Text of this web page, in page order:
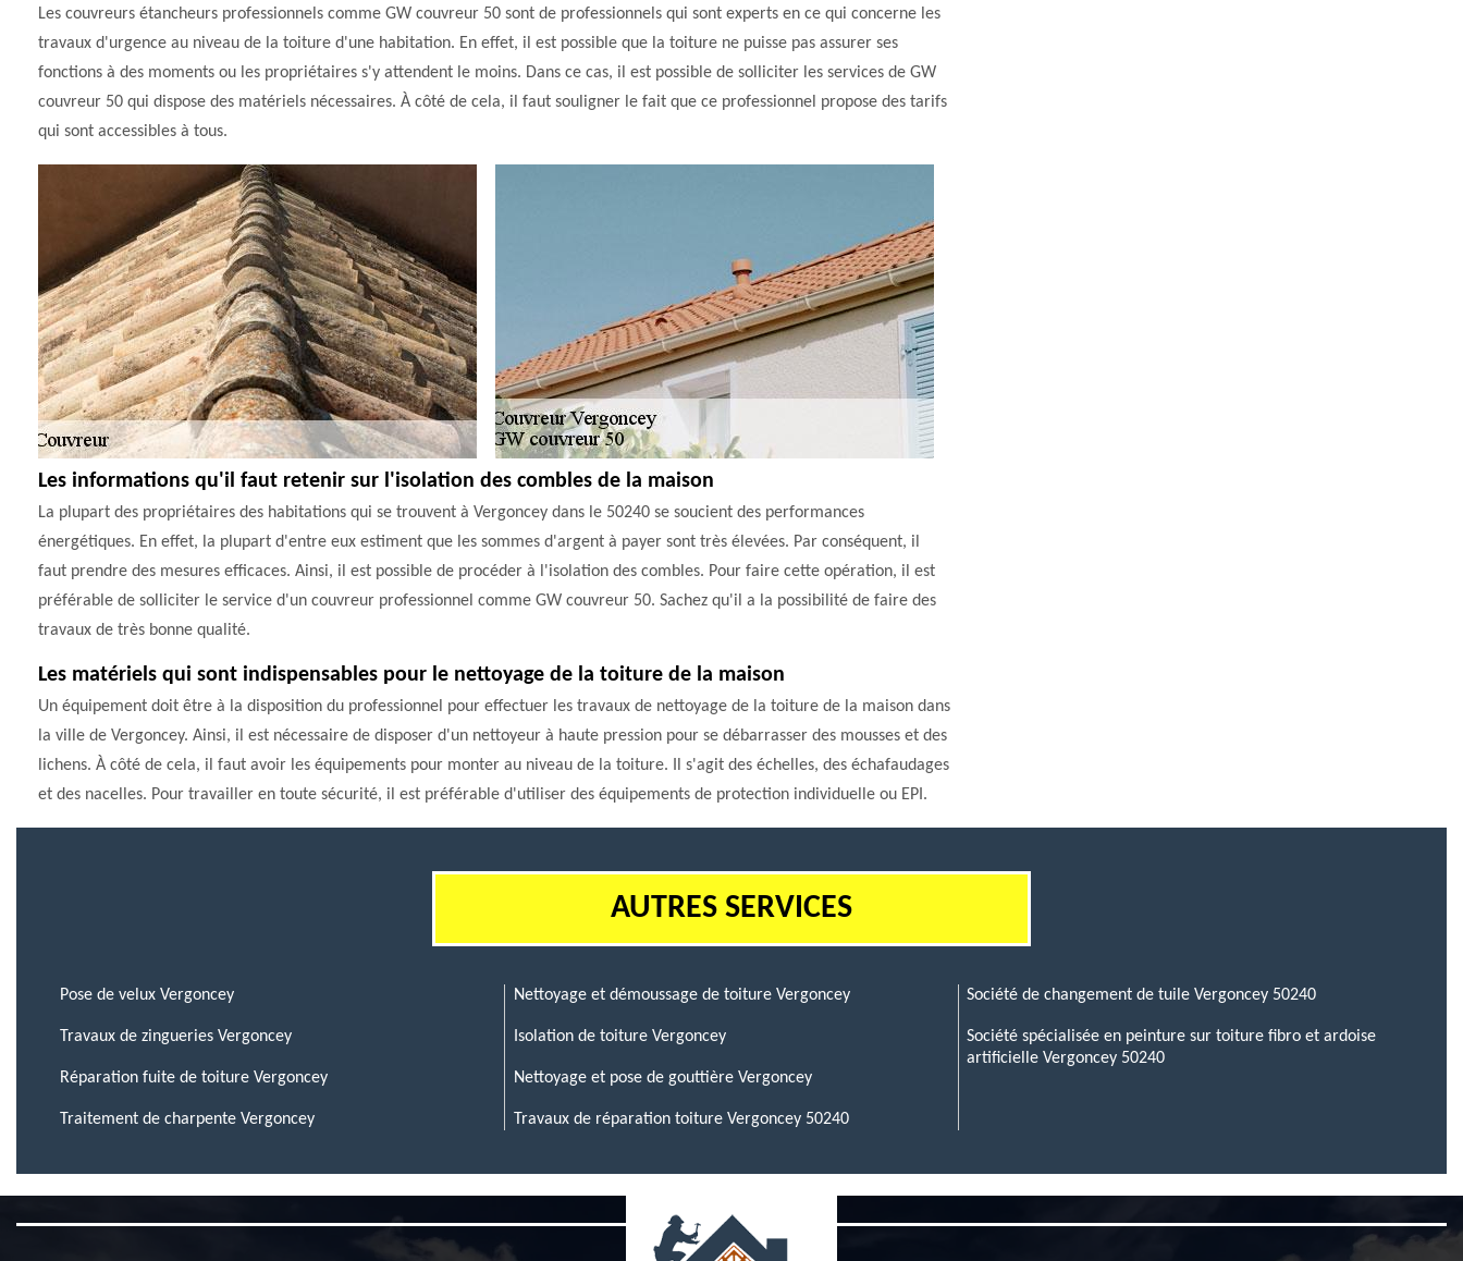
Les couvreurs étancheurs professionnels comme GW couvreur 50 sont de professionnels qui sont experts en ce qui concerne les
travaux d'urgence au niveau de la toiture d'une habitation. En effet, il est possible que la toiture ne puisse pas assurer ses
fonctions à des moments ou les propriétaires s'y attendent le moins. Dans ce cas, il est possible de solliciter les services de GW
couvreur 50 qui dispose des matériels nécessaires. À côté de cela, il faut souligner le fait que ce professionnel propose des tarifs
qui sont accessibles à tous.
Les informations qu'il faut retenir sur l'isolation des combles de la maison
La plupart des propriétaires des habitations qui se trouvent à Vergoncey dans le 50240 se soucient des performances
énergétiques. En effet, la plupart d'entre eux estiment que les sommes d'argent à payer sont très élevées. Par conséquent, il
faut prendre des mesures efficaces. Ainsi, il est possible de procéder à l'isolation des combles. Pour faire cette opération, il est
préférable de solliciter le service d'un couvreur professionnel comme GW couvreur 50. Sachez qu'il a la possibilité de faire des
travaux de très bonne qualité.
Les matériels qui sont indispensables pour le nettoyage de la toiture de la maison
Un équipement doit être à la disposition du professionnel pour effectuer les travaux de nettoyage de la toiture de la maison dans
la ville de Vergoncey. Ainsi, il est nécessaire de disposer d'un nettoyeur à haute pression pour se débarrasser des mousses et des
lichens. À côté de cela, il faut avoir les équipements pour monter au niveau de la toiture. Il s'agit des échelles, des échafaudages
et des nacelles. Pour travailler en toute sécurité, il est préférable d'utiliser des équipements de protection individuelle ou EPI.
AUTRES SERVICES
Pose de velux Vergoncey
Travaux de zingueries Vergoncey
Réparation fuite de toiture Vergoncey
Traitement de charpente Vergoncey
Nettoyage et démoussage de toiture Vergoncey
Isolation de toiture Vergoncey
Nettoyage et pose de gouttière Vergoncey
Travaux de réparation toiture Vergoncey 50240
Société de changement de tuile Vergoncey 50240
Société spécialisée en peinture sur toiture fibro et ardoise
artificielle Vergoncey 50240